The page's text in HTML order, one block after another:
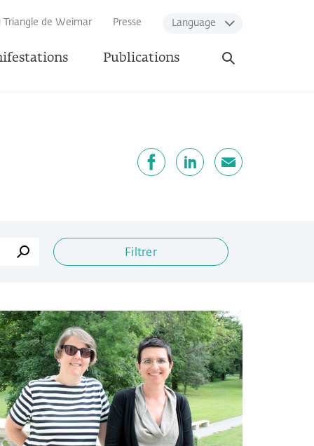
Triangle de Weimar Presse Language
Publications
Ouvrir
la
Filtrer